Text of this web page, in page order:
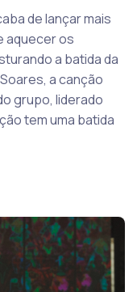
de lançar mais
aquecer os
a batida da
a canção
grupo, liderado
tem uma batida